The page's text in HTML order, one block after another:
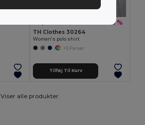
-27%
TH Clothes 30264
Women's polo shirt
+5 Farver
Tilføj Til Kurv
Viser alle produkter.